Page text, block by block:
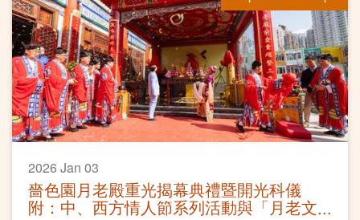
2026 Jan 03
嗇色園月老殿重光揭幕典禮暨開光科儀
附：中、西方情人節系列活動與「月老文